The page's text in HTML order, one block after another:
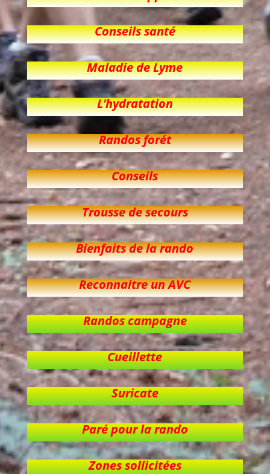
Conseils santé
Maladie de Lyme
L’hydratation
Randos forét
Conseils
Trousse de secours
Bienfaits de la rando
Reconnaitre un AVC
Randos campagne
Cueillette
Suricate
Paré pour la rando
Zones sollicitées